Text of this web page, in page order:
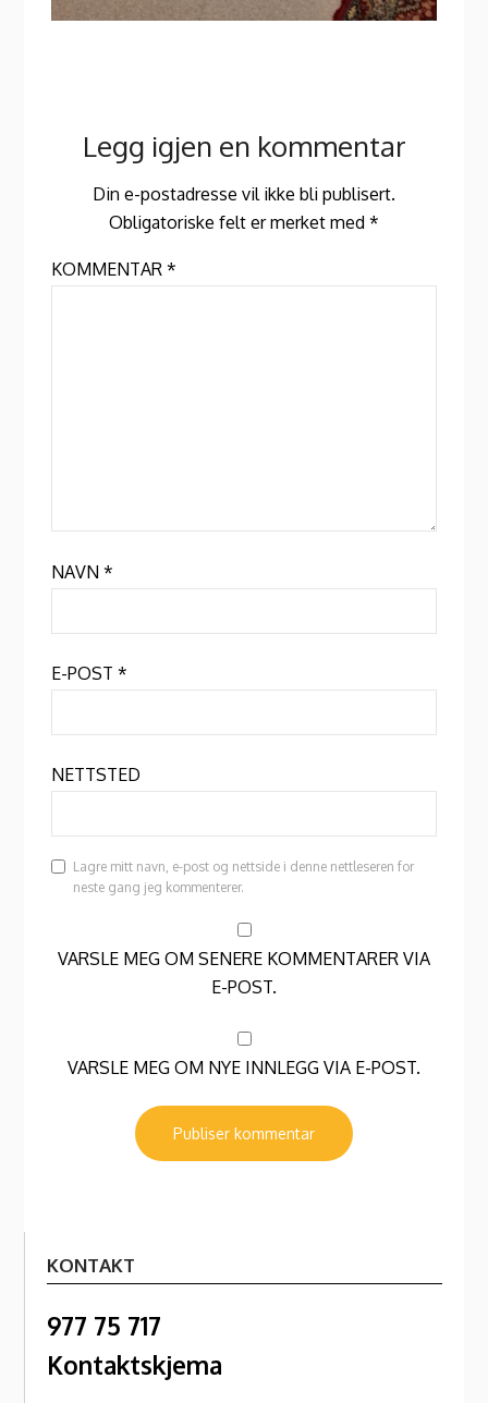
Legg igjen en kommentar
Din e-postadresse vil ikke bli publisert.
Obligatoriske felt er merket med *
KOMMENTAR*
NAVN*
E-POST*
NETTSTED
Lagre mitt navn, e-post og nettside i denne nettleseren for
neste gang jeg kommenterer.
VARSLE MEG OM SENERE KOMMENTARER VIA
E-POST.
VARSLE MEG OM NYE INNLEGG VIA E-POST.
KONTAKT
977 75 717
Kontaktskjema